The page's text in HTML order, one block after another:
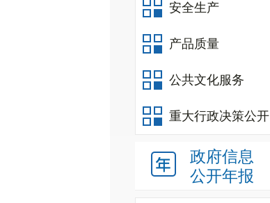
安全生产
产品质量
公共文化服务
重大行政决策公开
政府信息
公开年报